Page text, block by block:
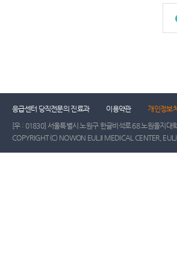
응급센터 당직전문의 진료과 이용약관 개인정보
[우 : 01830] 서울특별시 노원구 한글비석로 68 노원을지대
COPYRIGHT(C) NOWON EULJI MEDICAL CENTER,